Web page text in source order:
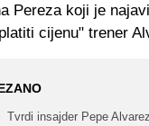
Pereza koji je
cijenu" trener
Tvrdi insajder Pepe Alvarez